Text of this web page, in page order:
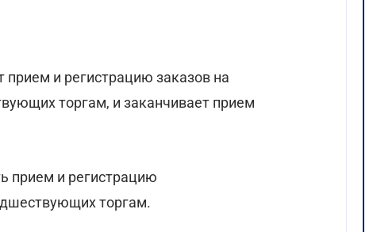
прием и регистрацию заказов на
торгам, и заканчивает прием
прием и регистрацию
торгам.